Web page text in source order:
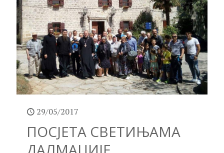
29/05/2017
ПОСЈЕТА СВЕТИЊАМА